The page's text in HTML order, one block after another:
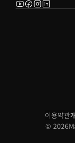
이용약관
© 2026